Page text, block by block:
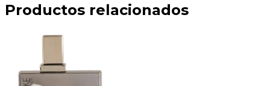
Productos relacionados